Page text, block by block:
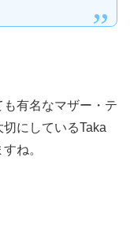
有名なマザー・テ
にしているTaka
ね。